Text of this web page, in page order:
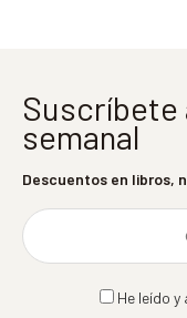
Suscríbete
semanal
Descuentos en libros,
He leído y